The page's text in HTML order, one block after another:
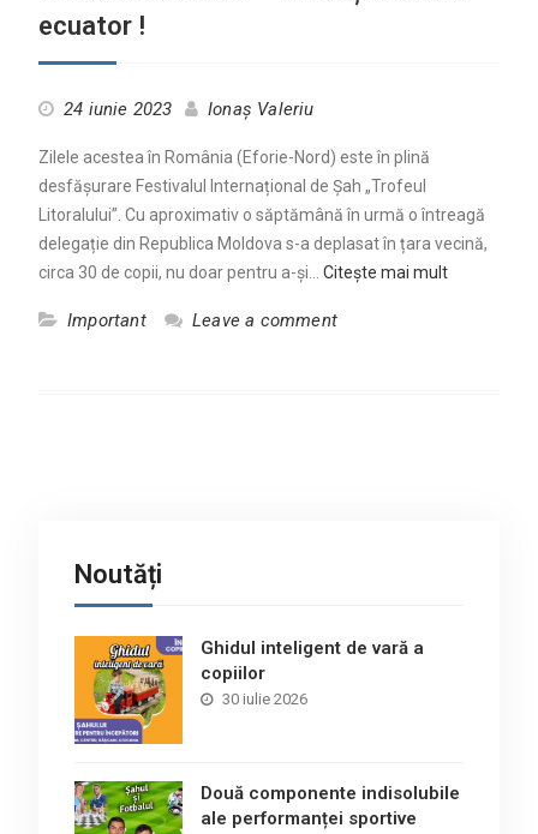
ecuator !
24 iunie 2023 Ionaș Valeriu
Zilele acestea în România (Eforie-Nord) este în plină
desfășurare Festivalul Internațional de Șah „Trofeul
Litoralului”. Cu aproximativ o săptămână în urmă o întreagă
delegație din Republica Moldova s-a deplasat în țara vecină,
circa 30 de copii, nu doar pentru a-și… Citește mai mult
Important Leave a comment
Noutăți
Ghidul inteligent de vară a
copiilor
30 iulie 2026
Două componente indisolubile
ale performanței sportive